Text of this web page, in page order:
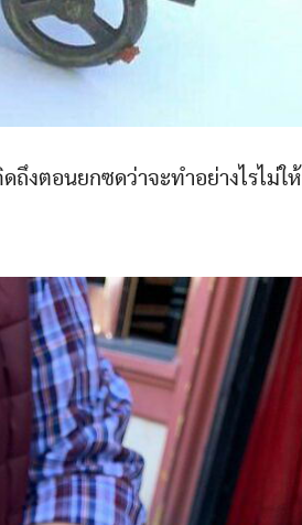
งตอนยกซดว่าจะทำอย่างไรไม่ให้